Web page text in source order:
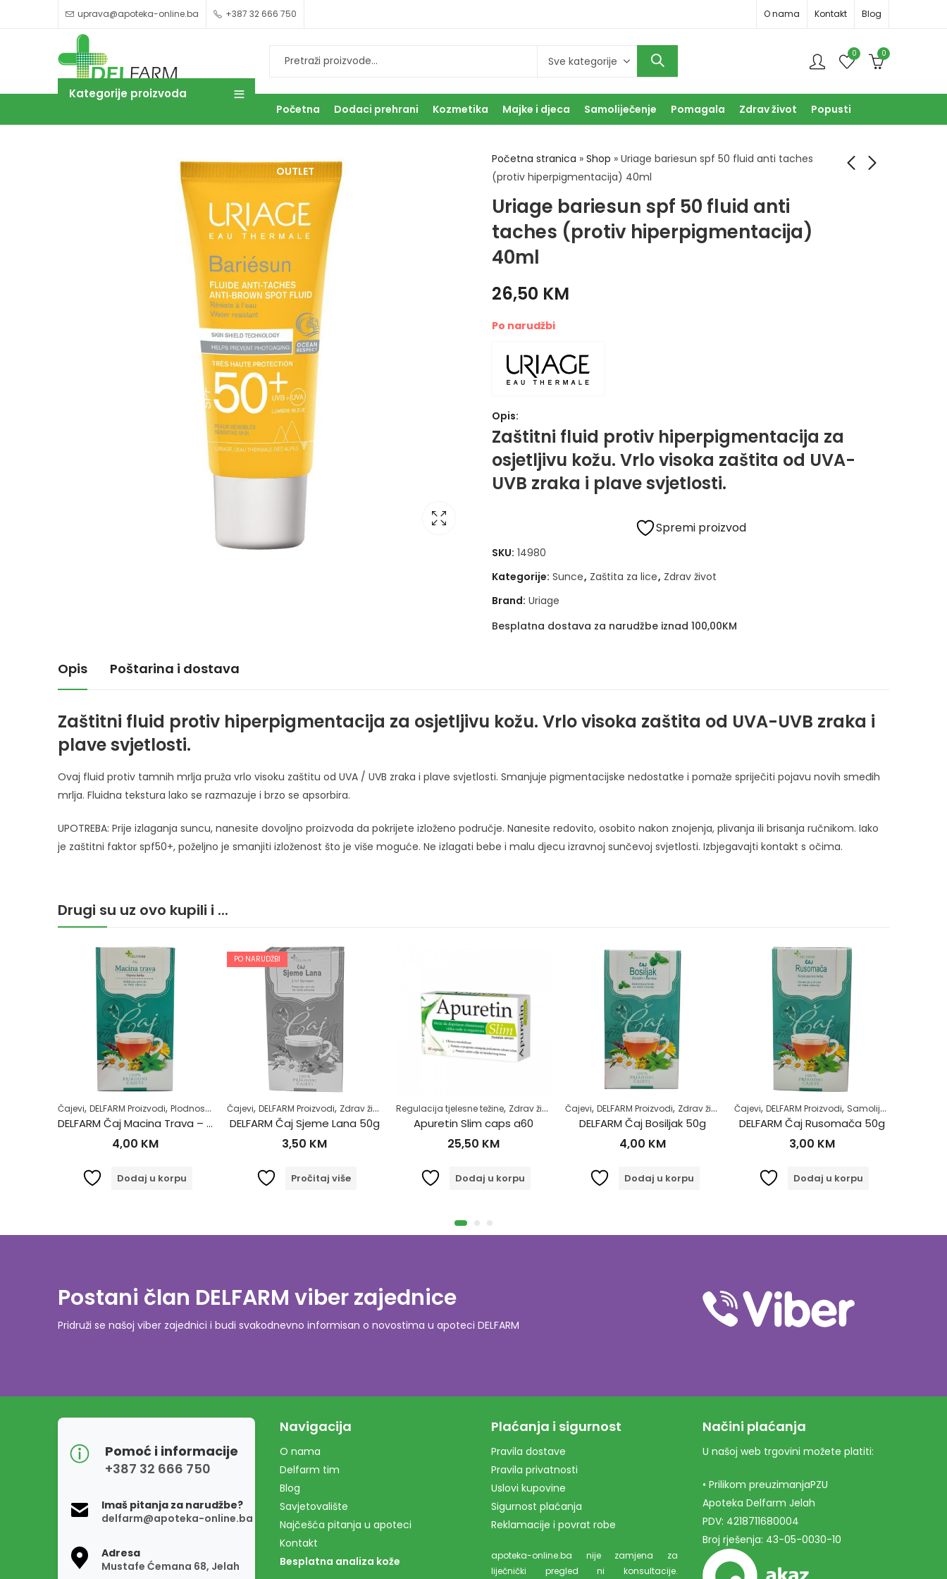
uprava@apoteka-online.ba +387 32 666 750 O nama Kontakt Blog
0 0
Kategorije proizvoda
Početna Dodaci prehrani Kozmetika Majke i djeca Samoliječenje Pomagala Zdrav život Popusti
OUTLET
Početna stranica » Shop » Uriage bariesun spf 50 fluid anti taches
(protiv hiperpigmentacija) 40ml
Uriage bariesun spf 50 fluid anti
taches (protiv hiperpigmentacija)
40ml
Uriage BarieSun Stik
za usne SPF30 4g
16,90
KM
BioMD aqua detox
24h krema za lice
50ml
34,90
26,50 KM
Po narudžbi
Opis:
Zaštitni fluid protiv hiperpigmentacija za
osjetljivu kožu. Vrlo visoka zaštita od UVA-
UVB zraka i plave svjetlosti.
Spremi proizvod
SKU: 14980
Kategorije: Sunce, Zaštita za lice, Zdrav život
Brand: Uriage
Besplatna dostava za narudžbe iznad 100,00KM
Opis Poštarina i dostava
Zaštitni fluid protiv hiperpigmentacija za osjetljivu kožu. Vrlo visoka zaštita od UVA-UVB zraka i
plave svjetlosti.
Ovaj fluid protiv tamnih mrlja pruža vrlo visoku zaštitu od UVA / UVB zraka i plave svjetlosti. Smanjuje pigmentacijske nedostatke i pomaže spriječiti pojavu novih smeđih
mrlja. Fluidna tekstura lako se razmazuje i brzo se apsorbira.
UPOTREBA: Prije izlaganja suncu, nanesite dovoljno proizvoda da pokrijete izloženo područje. Nanesite redovito, osobito nakon znojenja, plivanja ili brisanja ručnikom. Iako
je zaštitni faktor spf50+, poželjno je smanjiti izloženost što je više moguće. Ne izlagati bebe i malu djecu izravnoj sunčevoj svjetlosti. Izbjegavajti kontakt s očima.
Drugi su uz ovo kupili i ...
,Samoliječenje,Zdrav život
Čajevi, DELFARM Proizvodi, Plodnost , Samoliječenje,Zdrav život
DELFARM Čaj Macina Trava – Očajnica 50g
4,00 KM
Dodaj u korpu
PO NARUDŽBI
Čajevi, DELFARM Proizvodi, Zdrav život
DELFARM Čaj Sjeme Lana 50g
3,50 KM
Pročitaj više
Regulacija tjelesne težine, Zdrav život
Apuretin Slim caps a60
25,50 KM
Dodaj u korpu
Čajevi, DELFARM Proizvodi, Zdrav život
DELFARM Čaj Bosiljak 50g
4,00 KM
Dodaj u korpu
Čajevi, DELFARM Proizvodi, Samoliječenje
DELFARM Čaj Rusomača 50g
3,00 KM
Dodaj u korpu
Postani član DELFARM viber zajednice
Pridruži se našoj viber zajednici i budi svakodnevno informisan o novostima u apoteci DELFARM
Pomoć i informacije
+387 32 666 750
Imaš pitanja za narudžbe?
delfarm@apoteka-online.ba
Adresa
Mustafe Ćemana 68, Jelah
Navigacija
O nama
Delfarm tim
Blog
Savjetovalište
Najčešća pitanja u apoteci
Kontakt
Besplatna analiza kože
Plaćanja i sigurnost
Pravila dostave
Pravila privatnosti
Uslovi kupovine
Sigurnost plaćanja
Reklamacije i povrat robe
apoteka-online.ba nije zamjena za
liječnički pregled ni konsultacije.
Načini plaćanja
U našoj web trgovini možete platiti:
• Prilikom preuzimanjaPZU
Apoteka Delfarm Jelah
PDV: 4218711680004
Broj rješenja: 43-05-0030-10